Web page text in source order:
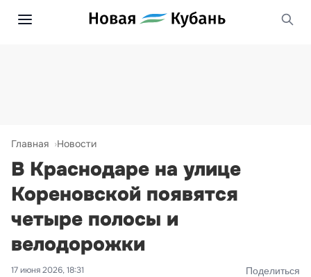
Главная Новости
В Краснодаре на улице
Кореновской появятся
четыре полосы и
велодорожки
17 июня 2026, 18:31 Поделиться